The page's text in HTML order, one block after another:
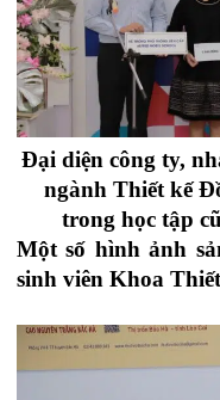
Đại diện công ty,
ngành Thiết kế
trong học tập
Một số hình ảnh
sinh viên Khoa